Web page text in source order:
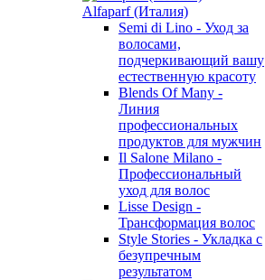
Alfaparf (Италия)
Semi di Lino - Уход за
волосами,
подчеркивающий вашу
естественную красоту
Blends Of Many -
Линия
профессиональных
продуктов для мужчин
Il Salone Milano -
Профессиональный
уход для волос
Lisse Design -
Трансформация волос
Style Stories - Укладка с
безупречным
результатом